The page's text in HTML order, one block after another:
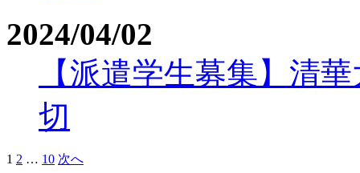
2024/04/02
【派遣学生募集】清
切
投
1 2 … 10 次へ